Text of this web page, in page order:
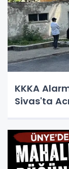
KKKA
Sivas'ta